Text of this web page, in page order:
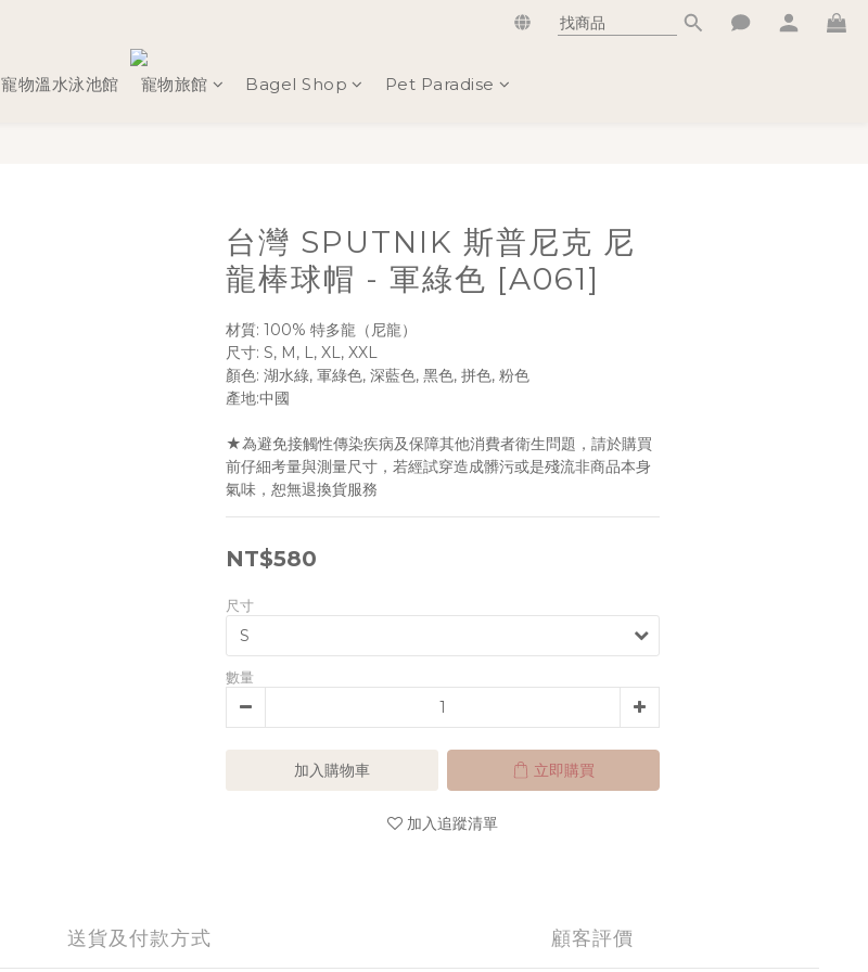
寵物溫水泳池館 寵物旅館 Bagel Shop Pet Paradise
台灣 SPUTNIK 斯普尼克 尼
龍棒球帽 - 軍綠色 [A061]
材質: 100% 特多龍（尼龍）
尺寸: S, M, L, XL, XXL
顏色: 湖水綠, 軍綠色, 深藍色, 黑色, 拼色, 粉色
產地:中國
★為避免接觸性傳染疾病及保障其他消費者衛生問題，請於購買
前仔細考量與測量尺寸，若經試穿造成髒污或是殘流非商品本身
氣味，恕無退換貨服務
NT$580
尺寸
數量
加入購物車 立即購買
加入追蹤清單
送貨及付款方式 顧客評價